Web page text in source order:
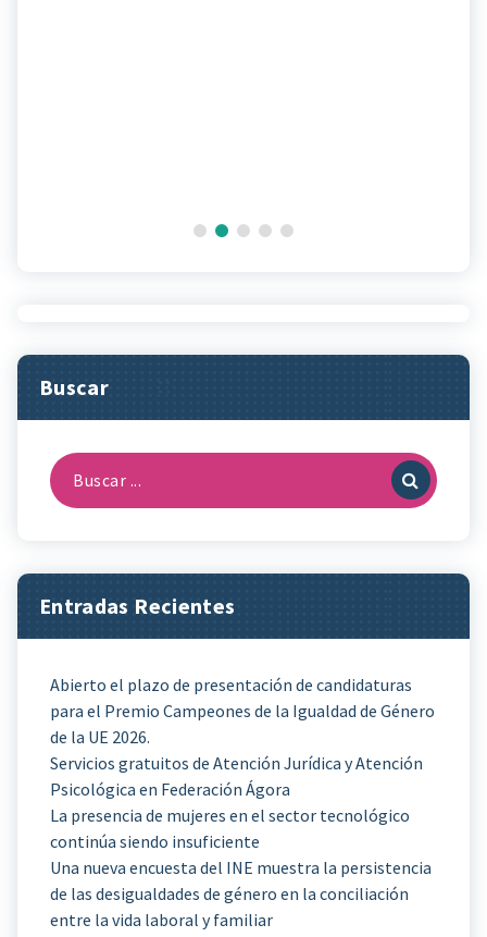
Buscar
Buscar:
Entradas Recientes
Abierto el plazo de presentación de candidaturas
para el Premio Campeones de la Igualdad de Género
de la UE 2026.
Servicios gratuitos de Atención Jurídica y Atención
Psicológica en Federación Ágora
La presencia de mujeres en el sector tecnológico
continúa siendo insuficiente
Una nueva encuesta del INE muestra la persistencia
de las desigualdades de género en la conciliación
entre la vida laboral y familiar